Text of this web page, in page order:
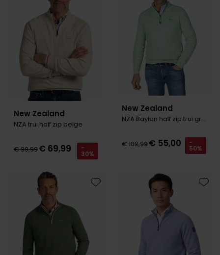
Giorgio
John Miller
La Boucle
Lacoste
Ledub
Lindenmann
Mac
Meyer
New Zealand
North 84
Tommy Hilfiger
Vanguard
Lange maten
Overhemden extra lang
Tommy Hilfiger
Vanguard
New Zealand
NZA trui half zip beige
€ 99,99€ 69,99 -
30%
New Zealand
NZA Baylon half zip trui groen
€ 109,99€ 55,00 -
50%
Toevoegen aan favorieten